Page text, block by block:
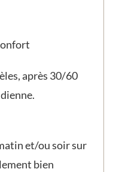
après 30/60
et/ou soir sur
bien